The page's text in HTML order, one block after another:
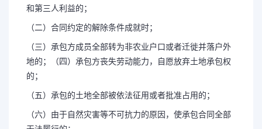
和第三人利益的；
（二）合同约定的解除条件成就时；
（三）承包方成员全部转为非农业户口或者迁徙并落户外
地的；（四）承包方丧失劳动能力，自愿放弃土地承包权
的；
（五）承包的土地全部被依法征用或者批准占用的；
（六）由于自然灾害等不可抗力的原因，使承包合同全部